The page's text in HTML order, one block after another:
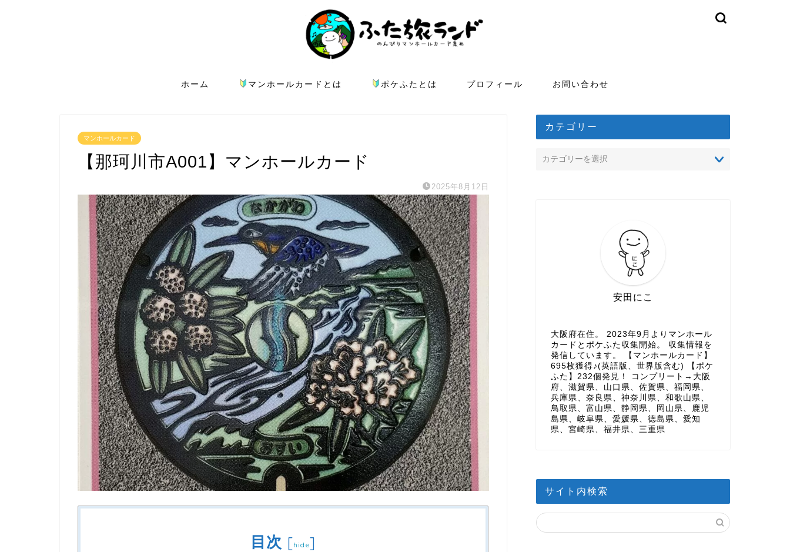
ホーム マンホールカードとは ポケふたとは プロフィール お問い合わせ
マンホールカード
【那珂川市A001】マンホールカード
2025年8月12日
目次 [hide]
カテゴリー
安田にこ
大阪府在住。 2023年9月よりマンホール
カードとポケふた収集開始。 収集情報を
発信しています。 【マンホールカード】
695枚獲得♪(英語版、世界版含む) 【ポケ
ふた】232個発見！ コンプリート→大阪
府、滋賀県、山口県、佐賀県、福岡県、
兵庫県、奈良県、神奈川県、和歌山県、
鳥取県、富山県、静岡県、岡山県、鹿児
島県、岐阜県、愛媛県、徳島県、愛知
県、宮崎県、福井県、三重県
サイト内検索